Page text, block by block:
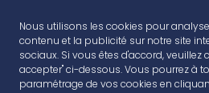
Nous utilisons les cookies pour
contenu et la publicité sur notre site
sociaux. Si vous êtes d'accord, veuillez
accepter" ci-dessous. Vous pourrez à
paramétrage de vos cookies en